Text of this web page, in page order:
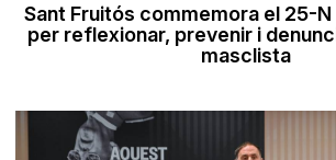
Sant Fruitós commemora el 25-
per reflexionar, prevenir i
masclista